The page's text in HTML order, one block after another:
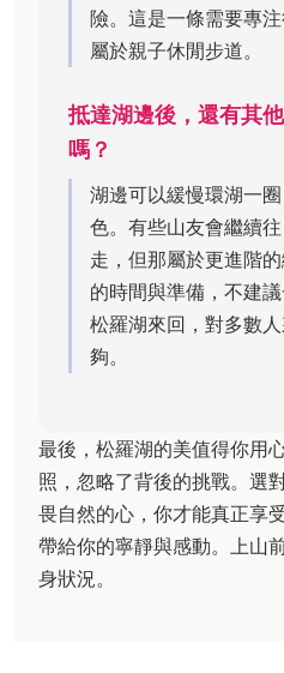
險。這是一條需要專
屬於親子休閒步道。
抵達湖邊後，還有其
嗎？
湖邊可以緩慢環湖一
色。有些山友會繼續
走，但那屬於更進階
的時間與準備，不建
松羅湖來回，對多數
夠。
最後，松羅湖的美值得你用
照，忽略了背後的挑戰。選
畏自然的心，你才能真正享
帶給你的寧靜與感動。上山
身狀況。